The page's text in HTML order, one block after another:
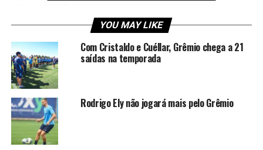
Um dos motivos pelo grande desejo do Grêmio é o fato
do técnico Renato Portaluppi ter trabalho com o atleta
no clube carioca. Com Renato, Michael viveu um dos
melhores momentos de sua carreira e chegou a ser
destaque do Flamengo, com excelente desempenho.
Michael está no Brasil
YOU MAY LIKE
Com Cristaldo e Cuéllar, Grêmio chega a 21
saídas na temporada
Rodrigo Ely não jogará mais pelo Grêmio